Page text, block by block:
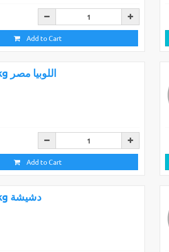
Add to Cart
10kg اللوبيا مصر
Add to Cart
10kg دشيشة